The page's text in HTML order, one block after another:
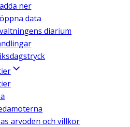
ner
data
diarium
arvoden och villkor